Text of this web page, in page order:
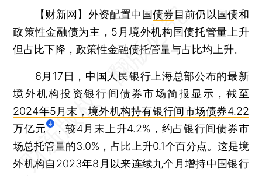
【财新网】 外资配置中国债券目前仍以国债和
政策性金融债为主，5月境外机构国债托管量上升
但占比下降，政策性金融债托管量与占比均上升。
6月17日，中国人民银行上海总部公布的最新
境外机构投资银行间债券市场简报显示，截至
2024年5月末，境外机构持有银行间市场债券4.22
万亿元
，较4月末上升4.2%，约占银行间债券市
场总托管量的3.0%，占比上升0.1个百分点。这是境
外机构自2023年8月以来连续九个月增持中国银行